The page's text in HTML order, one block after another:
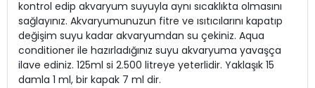
kontrol edip akvaryum suyuyla aynı sıcaklıkta olmasını
sağlayınız. Akvaryumunuzun fitre ve ısıtıcılarını kapatıp
değişim suyu kadar akvaryumdan su çekiniz. Aqua
conditioner ile hazırladığınız suyu akvaryuma yavaşça
ilave ediniz. 125ml si 2.500 litreye yeterlidir. Yaklaşık 15
damla 1 ml, bir kapak 7 ml dir.